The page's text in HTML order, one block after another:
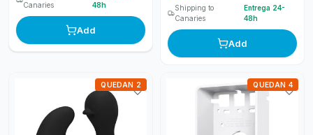
Canaries
48h
Add
Shipping to
Canaries
Entrega 24-
48h
Add
QUEDAN 2 QUEDAN 4